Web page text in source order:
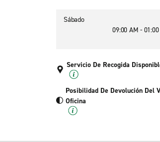
Sábado
09:00 AM -
Servicio De Recogida
Posibilidad De Devolución Del
Oficina